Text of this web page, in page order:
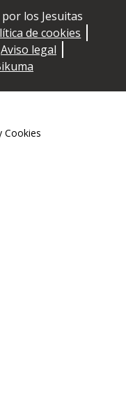
los Jesuitas
de cookies
Aviso legal
Cookies